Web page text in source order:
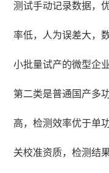
测试手动记录数据，
率低，人为误差大，
小批量试产的微型企
第二类是普通国产多
高，检测效率优于单
关校准资质，检测结